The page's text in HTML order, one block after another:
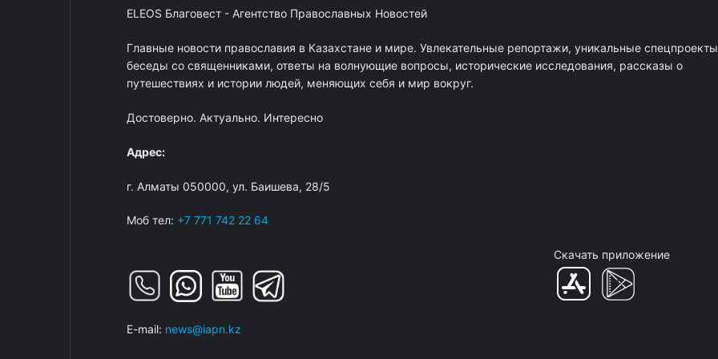
ELEOS Благовест - Агентство Православных Новостей
Главные новости православия в Казахстане и мире. Увлекательные репортажи, уникальные
беседы со священниками, ответы на волнующие вопросы, исторические исследования, рассказы о
путешествиях и истории людей, меняющих себя и мир вокруг.
Достоверно. Актуально. Интересно
Адрес:
г. Алматы 050000, ул. Баишева, 28/5
Моб тел: +7 771 742 22 64
Скачать приложение
E-mail: news@iapn.kz